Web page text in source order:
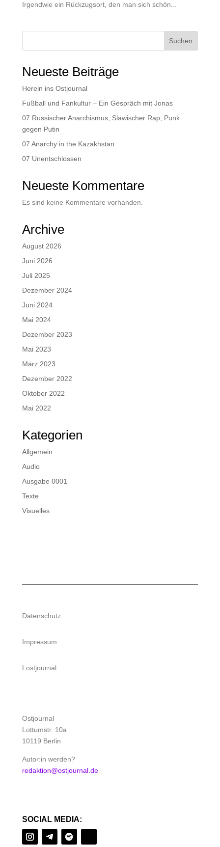
Irgendwie ein Rückzugsort, den man sich schön...
Suchen
Neueste Beiträge
Herein ins Ostjournal
Fußball und Fankultur – Ein Gespräch mit Jonas
07 Russischer Anarchismus, Slawischer Rap, Punk
gegen Putin
07 Anarchy in the Kazakhstan
07 Unentschlossen
Neueste Kommentare
Es sind keine Kommentare vorhanden.
Archive
August 2026
Juni 2026
Juli 2025
Dezember 2024
Juni 2024
Mai 2024
Dezember 2023
Mai 2023
März 2023
Dezember 2022
Oktober 2022
Mai 2022
Kategorien
Allgemein
Audio
Ausgabe 0001
Texte
Visuelles
Datenschutz
Impressum
Lostjournal
Ostjournal
Lottumstr. 10a
10119 Berlin
Autor:in werden?
redaktion@ostjournal.de
SOCIAL MEDIA: